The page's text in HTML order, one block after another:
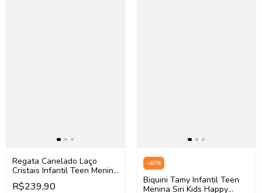
Regata Canelado Laço
Cristais Infantil Teen Menina
Pituchinhus 30716 (Off
White)
R$239,90
-40%
Biquini Tamy Infantil Teen
Menina Siri Kids Happy